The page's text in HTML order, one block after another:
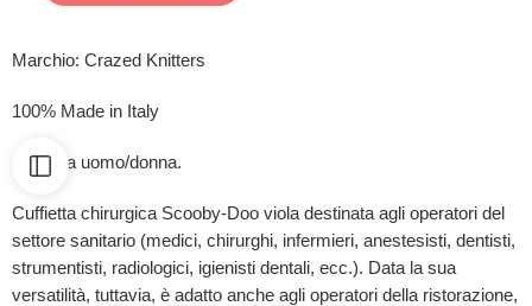
Marchio: Crazed Knitters
100% Made in Italy
Adatta a uomo/donna.
Cuffietta chirurgica Scooby-Doo viola destinata agli operatori del
settore sanitario (medici, chirurghi, infermieri, anestesisti, dentisti,
strumentisti, radiologici, igienisti dentali, ecc.). Data la sua
versatilità, tuttavia, è adatto anche agli operatori della ristorazione,